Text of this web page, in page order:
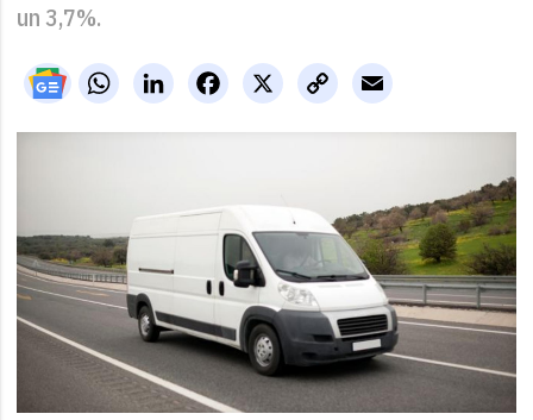
un 3,7%.
WhatsAppLinkedIn X
Facebook
Copy
Link
Email